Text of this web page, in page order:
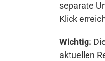
separate
Klick
Wichtig:
aktuellen